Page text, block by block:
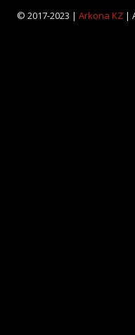
© 2017-2023 | Arkona KZ|